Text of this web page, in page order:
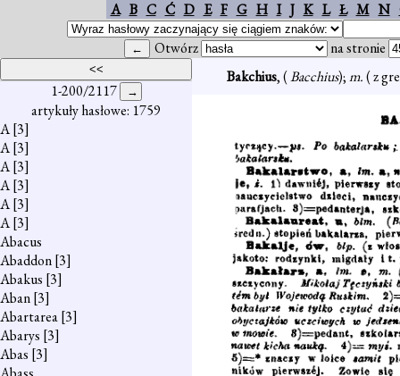
A B C Ć D E F G H I J K L Ł M N
Otwórz na stronie
1-200/2117
artykuły hasłowe: 1759
A[3]
A[3]
A[3]
A[3]
A[3]
A[3]
Abacus
Abaddon[3]
Abakus [3]
Aban[3]
Abartarea[3]
Abarys [3]
Abas [3]
Bakchius, (Bacchius);m.( z